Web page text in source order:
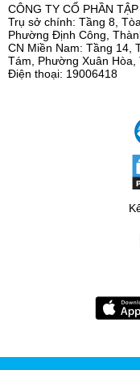
CÔNG TY CỔ PHẦN
Trụ sở chính: Tầng 8,
Phường Định Công,
CN Miền Nam: Tầng 14,
Tám, Phường Xuân Hòa,
Điện thoại: 19006418